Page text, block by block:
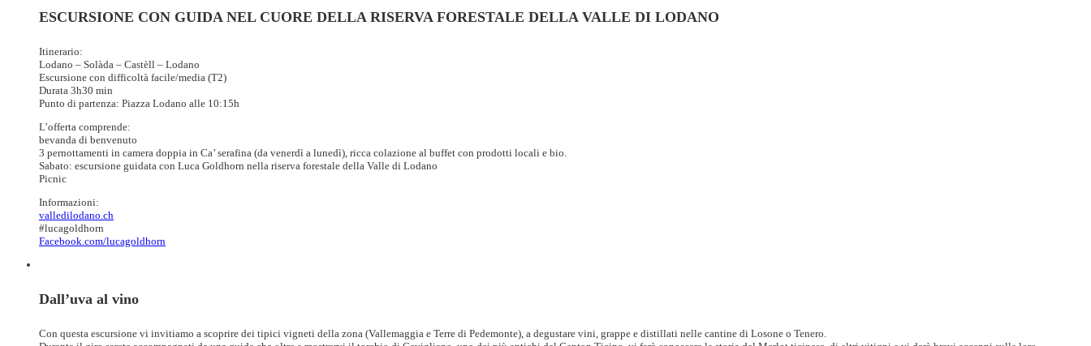
ESCURSIONE CON GUIDA NEL CUORE DELLA RISERVA FORESTALE DELLA VALLE DI LODANO
Itinerario:
Lodano – Solàda – Castèll – Lodano
Escursione con difficoltà facile/media (T2)
Durata 3h30 min
Punto di partenza: Piazza Lodano alle 10:15h
L’offerta comprende:
bevanda di benvenuto
3 pernottamenti in camera doppia in Ca’ serafina (da venerdì a lunedì), ricca colazione al buffet con prodotti locali e bio.
Sabato: escursione guidata con Luca Goldhorn nella riserva forestale della Valle di Lodano
Picnic
Informazioni:
valledilodano.ch
#lucagoldhorn
Facebook.com/lucagoldhorn
Dall’uva al vino
Con questa escursione vi invitiamo a scoprire dei tipici vigneti della zona (Vallemaggia e Terre di Pedemonte), a degustare vini, grappe e distillati nelle cantine di Losone o Tenero.